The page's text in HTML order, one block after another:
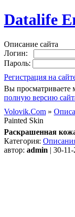
Datalife
Описание сайта
Логин:
Пароль:
Регистрация на
Вы просматриваете
полную версию
Volovik.Com »
Painted Skin
Раскрашенная
Категория:
автор: admin | 30-